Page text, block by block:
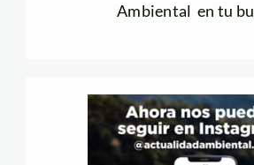
Ambiental en tu